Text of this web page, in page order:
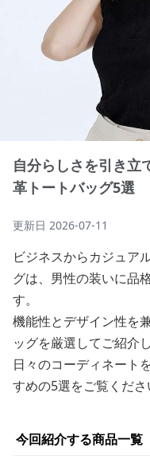
自分らしさを引き立
革トートバッグ5選
更新日 2026-07-11
ビジネスからカジュア
グは、男性の装いに品
す。
機能性とデザイン性を
ッグを厳選してご紹介し
日々のコーディネート
すめの5選をご覧くださ
今回紹介する商品一覧